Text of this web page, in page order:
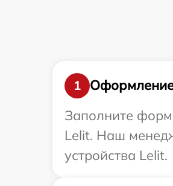
1
Заполните
Lelit. Наш
устройства Lelit.